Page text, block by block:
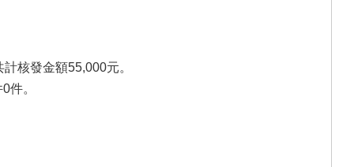
核發金額55,000元。
件。